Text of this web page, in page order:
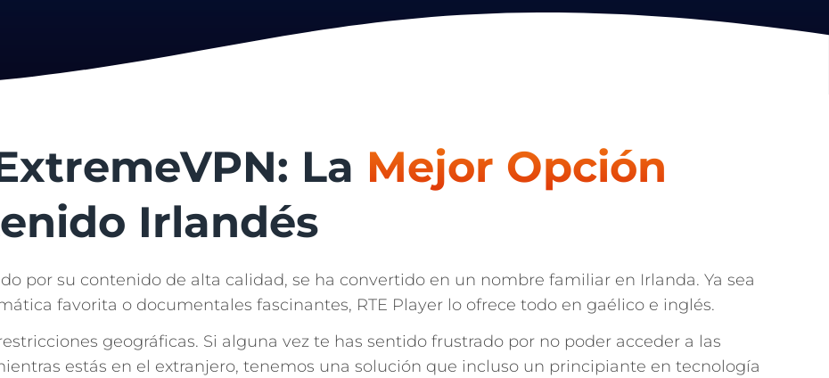
La Mejor Opción
Irlandés
por su contenido de alta calidad, se ha convertido en un nombre familiar en Irlanda. Ya sea
favorita o documentales fascinantes, RTE Player lo ofrece todo en gaélico e inglés.
geográficas. Si alguna vez te has sentido frustrado por no poder acceder a las
estás en el extranjero, tenemos una solución que incluso un principiante en tecnología